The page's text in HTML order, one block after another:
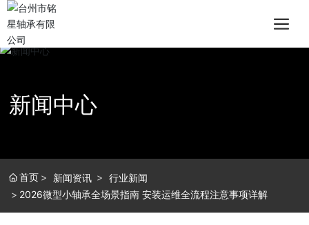
新闻中心
首页 新闻资讯
行业新闻
2026微型小轴承全场景指南 安装运维全流程注意事项详解